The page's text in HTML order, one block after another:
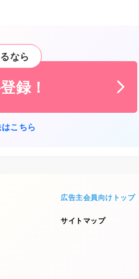
なら
録！
こちら
広告主会員向けトップ
サイトマップ